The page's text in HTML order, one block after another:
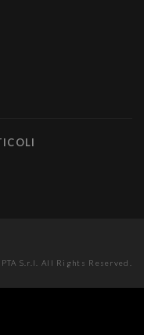
S.r.l. All Rights Reserved.